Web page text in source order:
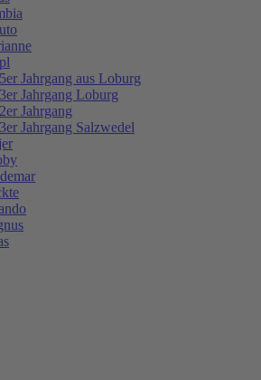
Jahrgang aus Loburg
Jahrgang Loburg
Jahrgang
Jahrgang Salzwedel